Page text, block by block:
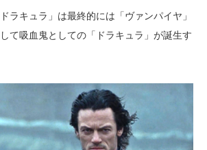
ラキュラ」は最終的には「ヴァンパイヤ」
て吸血鬼としての「ドラキュラ」が誕生す